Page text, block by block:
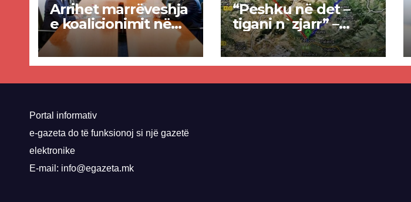
Arrihet marrëveshja
e koalicionimit në
parim mes Kurtit
dhe Abdixhikut
“Peshku në det –
tigani n`zjarr” –
Ende pa u kryer
projekti i tunelit,
komuna e Tetovës
nis punimet për
Portal informativ
e-gazeta do të funksionoj si një gazetë
elektronike
E-mail: info@egazeta.mk